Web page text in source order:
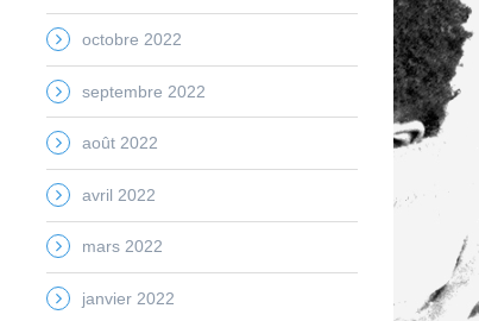
octobre 2022
septembre 2022
août 2022
avril 2022
mars 2022
janvier 2022